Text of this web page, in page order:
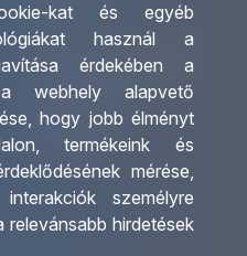
kat és egyéb
használ a
érdekében a
a webhely alapvető
, hogy jobb élményt
,termékeink és
mérése,
személyre
relevánsabb hirdetések
Irodáink
Utazásszervező partnereink
Viszonteladó Partnereink
Partnereinknek
Utazási kérdőív
Impresszum